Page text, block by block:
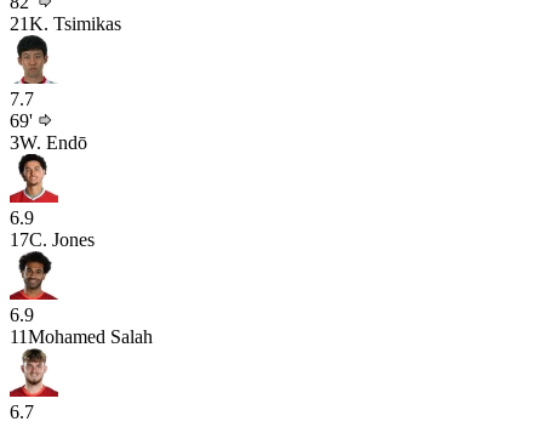
21K. Tsimikas
7.7
69'
3W. Endō
6.9
17C. Jones
6.9
11Mohamed Salah
6.7